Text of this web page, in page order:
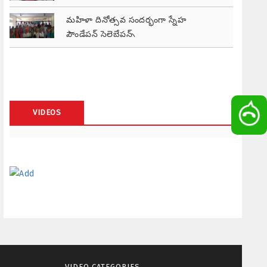
మహిళా దినోత్సవ సందర్భంగా స్నేహ
ఫౌండేషన్ సెలెబ్రేషన్స్
VIDEOS